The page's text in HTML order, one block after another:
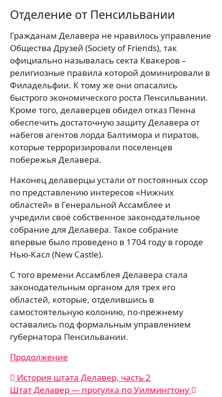
Отделение от Пенсильвании
Гражданам Делавера не нравилось управление
Общества Друзей (Society of Friends), так
официально называлась секта Квакеров –
религиозные правила которой доминировали в
Филадельфии. К тому же они опасались
быстрого экономического роста Пенсильвании.
Кроме того, делаверцев обидел отказ Пенна
обеспечить достаточную защиту Делавера от
набегов агентов лорда Балтимора и пиратов,
которые терроризировали поселенцев
побережья Делавера.
Наконец делаверцы устали от постоянных ссор
по представлению интересов «Нижних
областей» в Генеральной Ассамблее и
учредили своё собственное законодательное
собрание для Делавера. Такое собрание
впервые было проведено в 1704 году в городе
Нью-Касл (New Castle).
С того времени Ассамблея Делавера стала
законодательным органом для трех его
областей, которые, отделившись в
самостоятельную колонию, по-прежнему
оставались под формальным управлением
губернатора Пенсильвании.
Продолжение
Навигация
по
История штата Делавер, часть 2
Штат Делавер — прогулка по Уилмингтону